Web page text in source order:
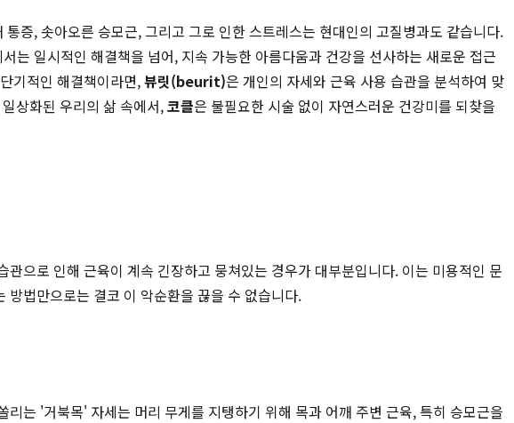
증, 솟아오른 승모근, 그리고 그로 인한 스트레스는 현대인의 고질병과도 같습니다.
는 일시적인 해결책을 넘어, 지속 가능한 아름다움과 건강을 선사하는 새로운 접근
기적인 해결책이라면,뷰릿(beurit)은 개인의 자세와 근육 사용 습관을 분석하여 맞
상화된 우리의 삶 속에서,코클은 불필요한 시술 없이 자연스러운 건강미를 되찾을
으로 인해 근육이 계속 긴장하고 뭉쳐있는 경우가 대부분입니다. 이는 미용적인 문
법만으로는 결코 이 악순환을 끊을 수 없습니다.
는 '거북목' 자세는 머리 무게를 지탱하기 위해 목과 어깨 주변 근육, 특히 승모근을